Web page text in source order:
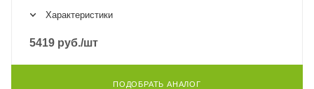
Характеристики
5419 руб./шт
ПОДОБРАТЬ АНАЛОГ